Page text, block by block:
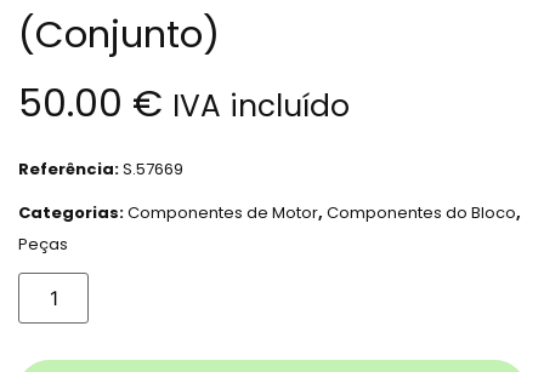
(Conjunto)
50.00 € IVA incluído
Referência:S.57669
Categorias:Componentes de Motor, Componentes do Bloco,
Peças